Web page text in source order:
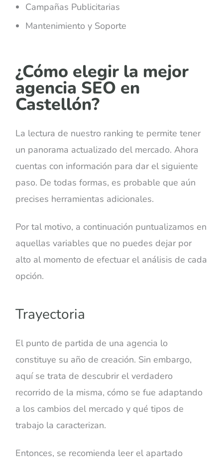
Campañas Publicitarias
Mantenimiento y Soporte
¿Cómo elegir la mejor
agencia SEO en
Castellón?
La lectura de nuestro ranking te permite tener
un panorama actualizado del mercado. Ahora
cuentas con información para dar el siguiente
paso. De todas formas, es probable que aún
precises herramientas adicionales.
Por tal motivo, a continuación puntualizamos en
aquellas variables que no puedes dejar por
alto al momento de efectuar el análisis de cada
opción.
Trayectoria
El punto de partida de una agencia lo
constituye su año de creación. Sin embargo,
aquí se trata de descubrir el verdadero
recorrido de la misma, cómo se fue adaptando
a los cambios del mercado y qué tipos de
trabajo la caracterizan.
Entonces, se recomienda leer el apartado